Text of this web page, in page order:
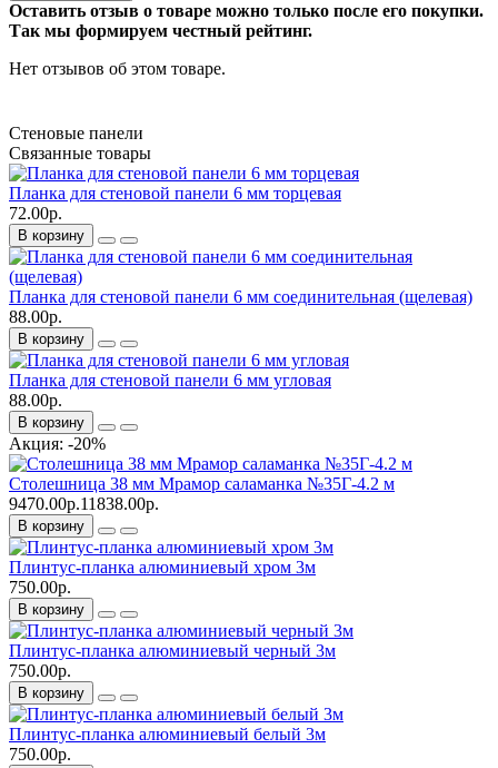
Оставить отзыв о товаре можно только после его покупки.
Так мы формируем честный рейтинг.
Нет отзывов об этом товаре.
Стеновые панели
Связанные товары
Планка для стеновой панели 6 мм торцевая
72.00р.
В корзину
Планка для стеновой панели 6 мм соединительная (щелевая)
88.00р.
В корзину
Планка для стеновой панели 6 мм угловая
88.00р.
В корзину
Акция: -20%
Столешница 38 мм Мрамор саламанка №35Г-4.2 м
9470.00р.11838.00р.
В корзину
Плинтус-планка алюминиевый хром 3м
750.00р.
В корзину
Плинтус-планка алюминиевый черный 3м
750.00р.
В корзину
Плинтус-планка алюминиевый белый 3м
750.00р.